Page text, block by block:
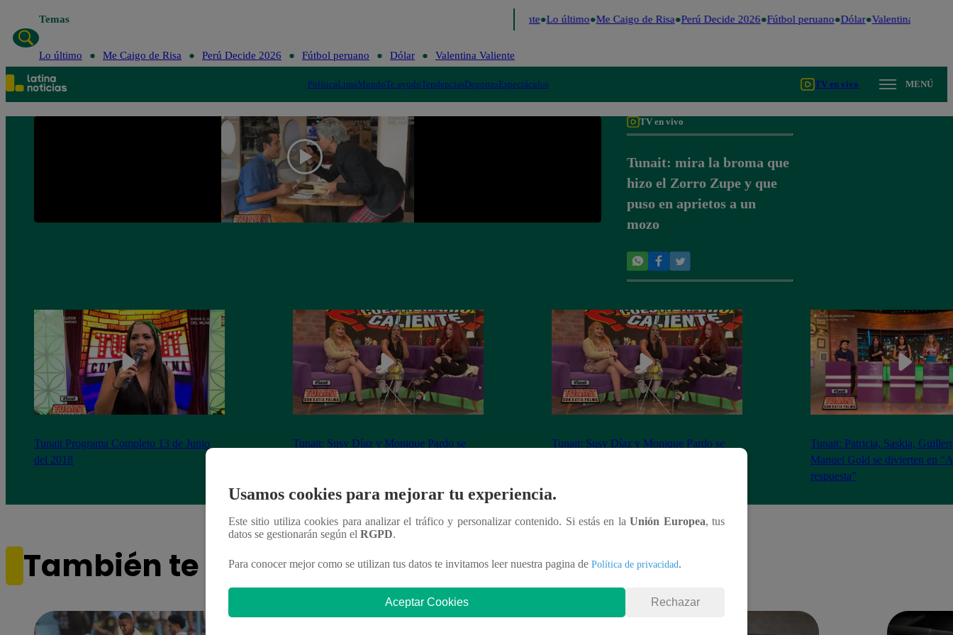
Temas Valentina Valiente Lo último Me Caigo de Risa Perú Decide 2026 Fútbol peruano Dólar Valentina Valiente
Lo último Me Caigo de Risa Perú Decide 2026 Fútbol peruano Dólar Valentina Valiente
PolíticaLimaMundoTe ayudoTendenciasDeportesEspectáculos TV en vivo MENÚ
TV en vivo
Tunait: mira la broma que
hizo el Zorro Zupe y que
puso en aprietos a un
mozo
Tunait Programa Completo 13 de Junio
del 2018
Tunait: Susy Díaz y Monique Pardo se
Tunait: Susy Díaz y Monique Pardo se
Tunait: Patricia, Saskia,
Manuel Gold se divierten en
respuesta”
También te puede interesar
Usamos cookies para mejorar tu experiencia.
Este sitio utiliza cookies para analizar el tráfico y personalizar contenido. Si estás en laUnión Europea, tus
datos se gestionarán según el RGPD.
Para conocer mejor como se utilizan tus datos te invitamos leer nuestra pagina de Política de privacidad.
Aceptar Cookies Rechazar